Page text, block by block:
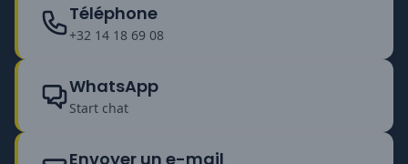
Téléphone
+32 14 18 69 08
WhatsApp
Start chat
Envoyer un e-mail